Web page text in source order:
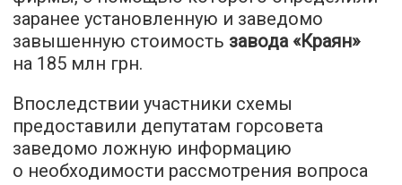
заранее установленную и заведомо
завышенную стоимость завода «Краян»
на 185 млн грн.
Впоследствии участники схемы
предоставили депутатам горсовета
заведомо ложную информацию
о необходимости рассмотрения вопроса